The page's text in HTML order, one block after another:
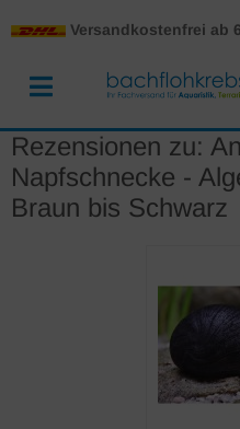
Versandkostenfrei ab
Rezensionen zu:
Napfschnecke -
Braun bis Schwarz